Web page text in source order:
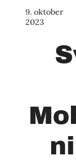
9. oktober
2023